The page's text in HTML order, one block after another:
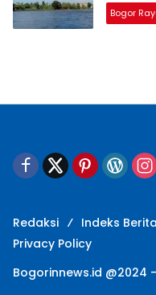
Bogor
Redaksi Indeks Berita
Privacy Policy
Bogorinnews.id @2024